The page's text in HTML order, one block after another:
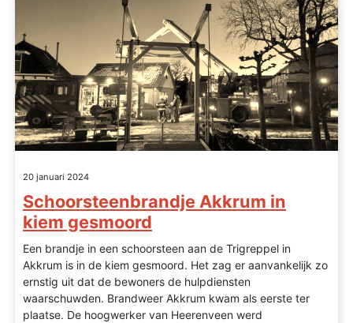
20 januari 2024
Schoorsteenbrandje Akkrum in
kiem gesmoord
Een brandje in een schoorsteen aan de Trigreppel in
Akkrum is in de kiem gesmoord. Het zag er aanvankelijk zo
ernstig uit dat de bewoners de hulpdiensten
waarschuwden. Brandweer Akkrum kwam als eerste ter
plaatse. De hoogwerker van Heerenveen werd